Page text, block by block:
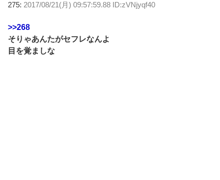
275: 2017/08/21(月) 09:57:59.88 ID:zVNjyqf40
>>268
そりゃあんたがセフレなんよ
目を覚ましな